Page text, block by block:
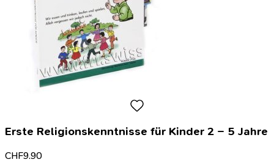
Erste Religionskenntnisse für Kinder 2 – 5 Jahre
CHF9.90